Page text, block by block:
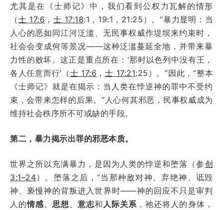
尤其是在《士师记》中，我们看到公权力瓦解的情形
（士 17:6 ，士 17:18:1，19:1，21:25）。“暴力显明：当
人心的恶如同江河泛滥、无民事权威作堤坝来约束时，
社会会变成何等景况——这种泛滥蔓延全地，并带来暴
力性的败坏。这正是重点所在：‘那时以色列中没有王，
各人任意而行’（士 17:6 ，士 17:21:25）。”因此，“整本
《士师记》就是在揭示：当人类在悖逆神的罪中不受约
束，会带来怎样的后果。”人心何其邪恶，民事权威成为
维持社会秩序所不可或缺的手段。
第二，暴力揭示出罪的邪恶本质。
世界之所以充满暴力，是因为人类的悖逆和堕落（参创
3:1–24）。堕落之后，“当那种敌对神、弃绝神、诋毁
神、亵慢神的背叛进入世界时——神的回应不只是审判
人的情感 、思想 、意志和 人际关系 ，祂还将人的身体，